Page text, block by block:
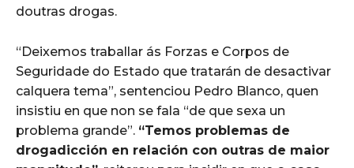
doutras drogas.
“Deixemos traballar ás Forzas e Corpos de
Seguridade do Estado que tratarán de desactivar
calquera tema”, sentenciou Pedro Blanco, quen
insistiu en que non se fala “de que sexa un
problema grande”. “Temos problemas de
drogadicción en relación con outras de maior